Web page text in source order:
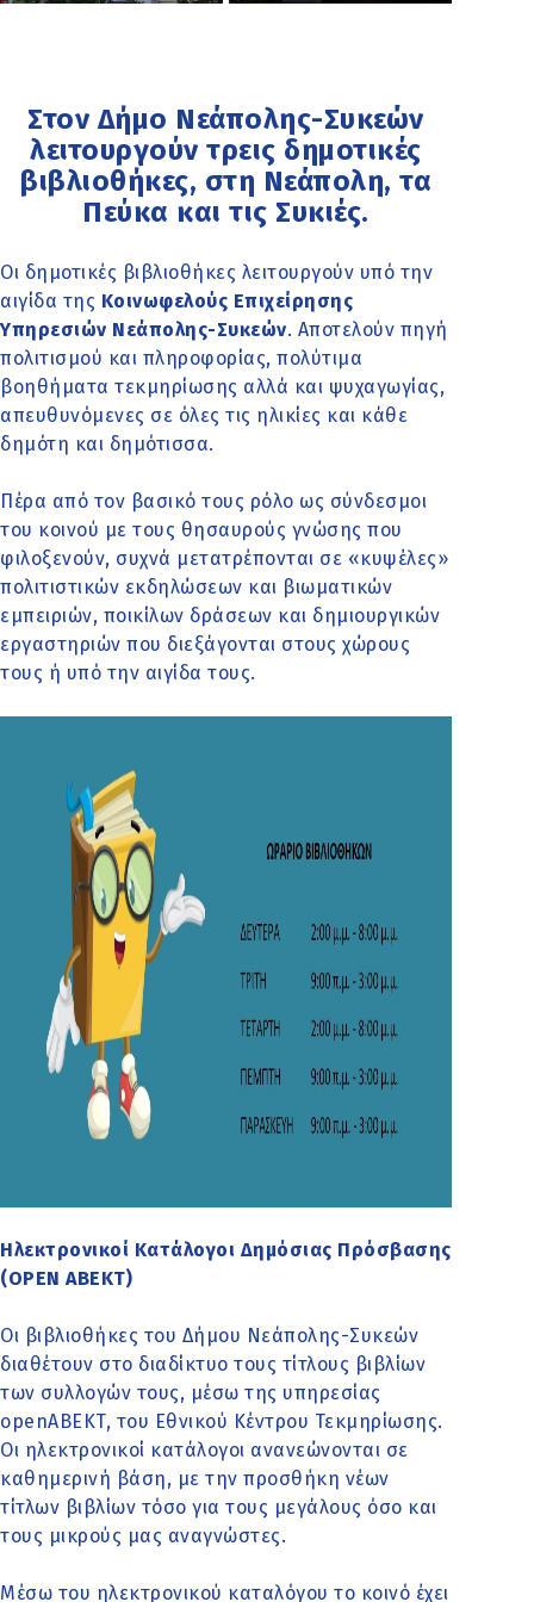
Στον Δήμο Νεάπολης-Συκεών
λειτουργούν τρεις δημοτικές
βιβλιοθήκες, στη Νεάπολη, τα
Πεύκα και τις Συκιές.
Οι δημοτικές βιβλιοθήκες λειτουργούν υπό την
αιγίδα της Κοινωφελούς Επιχείρησης
Υπηρεσιών Νεάπολης-Συκεών. Αποτελούν πηγή
πολιτισμού και πληροφορίας, πολύτιμα
βοηθήματα τεκμηρίωσης αλλά και ψυχαγωγίας,
απευθυνόμενες σε όλες τις ηλικίες και κάθε
δημότη και δημότισσα.
Πέρα από τον βασικό τους ρόλο ως σύνδεσμοι
του κοινού με τους θησαυρούς γνώσης που
φιλοξενούν, συχνά μετατρέπονται σε «κυψέλες»
πολιτιστικών εκδηλώσεων και βιωματικών
εμπειριών, ποικίλων δράσεων και δημιουργικών
εργαστηριών που διεξάγονται στους χώρους
τους ή υπό την αιγίδα τους.
Ηλεκτρονικοί Κατάλογοι Δημόσιας Πρόσβασης
(OPEN ABEKT)
Οι βιβλιοθήκες του Δήμου Νεάπολης-Συκεών
διαθέτουν στο διαδίκτυο τους τίτλους βιβλίων
των συλλογών τους, μέσω της υπηρεσίας
openABEKT, του Εθνικού Κέντρου Τεκμηρίωσης.
Οι ηλεκτρονικοί κατάλογοι ανανεώνονται σε
καθημερινή βάση, με την προσθήκη νέων
τίτλων βιβλίων τόσο για τους μεγάλους όσο και
τους μικρούς μας αναγνώστες.
Μέσω του ηλεκτρονικού καταλόγου το κοινό έχει